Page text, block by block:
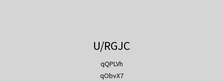
U/RGJC
qQPLVh
qObvX7